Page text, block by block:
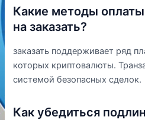
Какие методы
на заказать?
заказать поддерживает ряд
которых криптовалюты.
системой безопасных сделок.
Как убедиться